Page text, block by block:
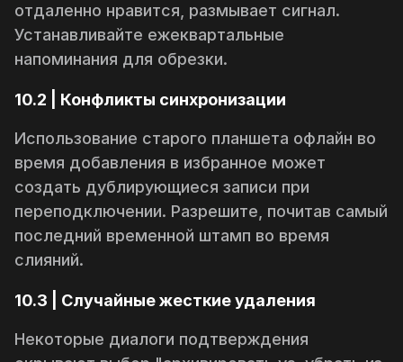
отдаленно нравится, размывает сигнал.
Устанавливайте ежеквартальные
напоминания для обрезки.
10.2 | Конфликты синхронизации
Использование старого планшета офлайн во
время добавления в избранное может
создать дублирующиеся записи при
переподключении. Разрешите, почитав самый
последний временной штамп во время
слияний.
10.3 | Случайные жесткие удаления
Некоторые диалоги подтверждения